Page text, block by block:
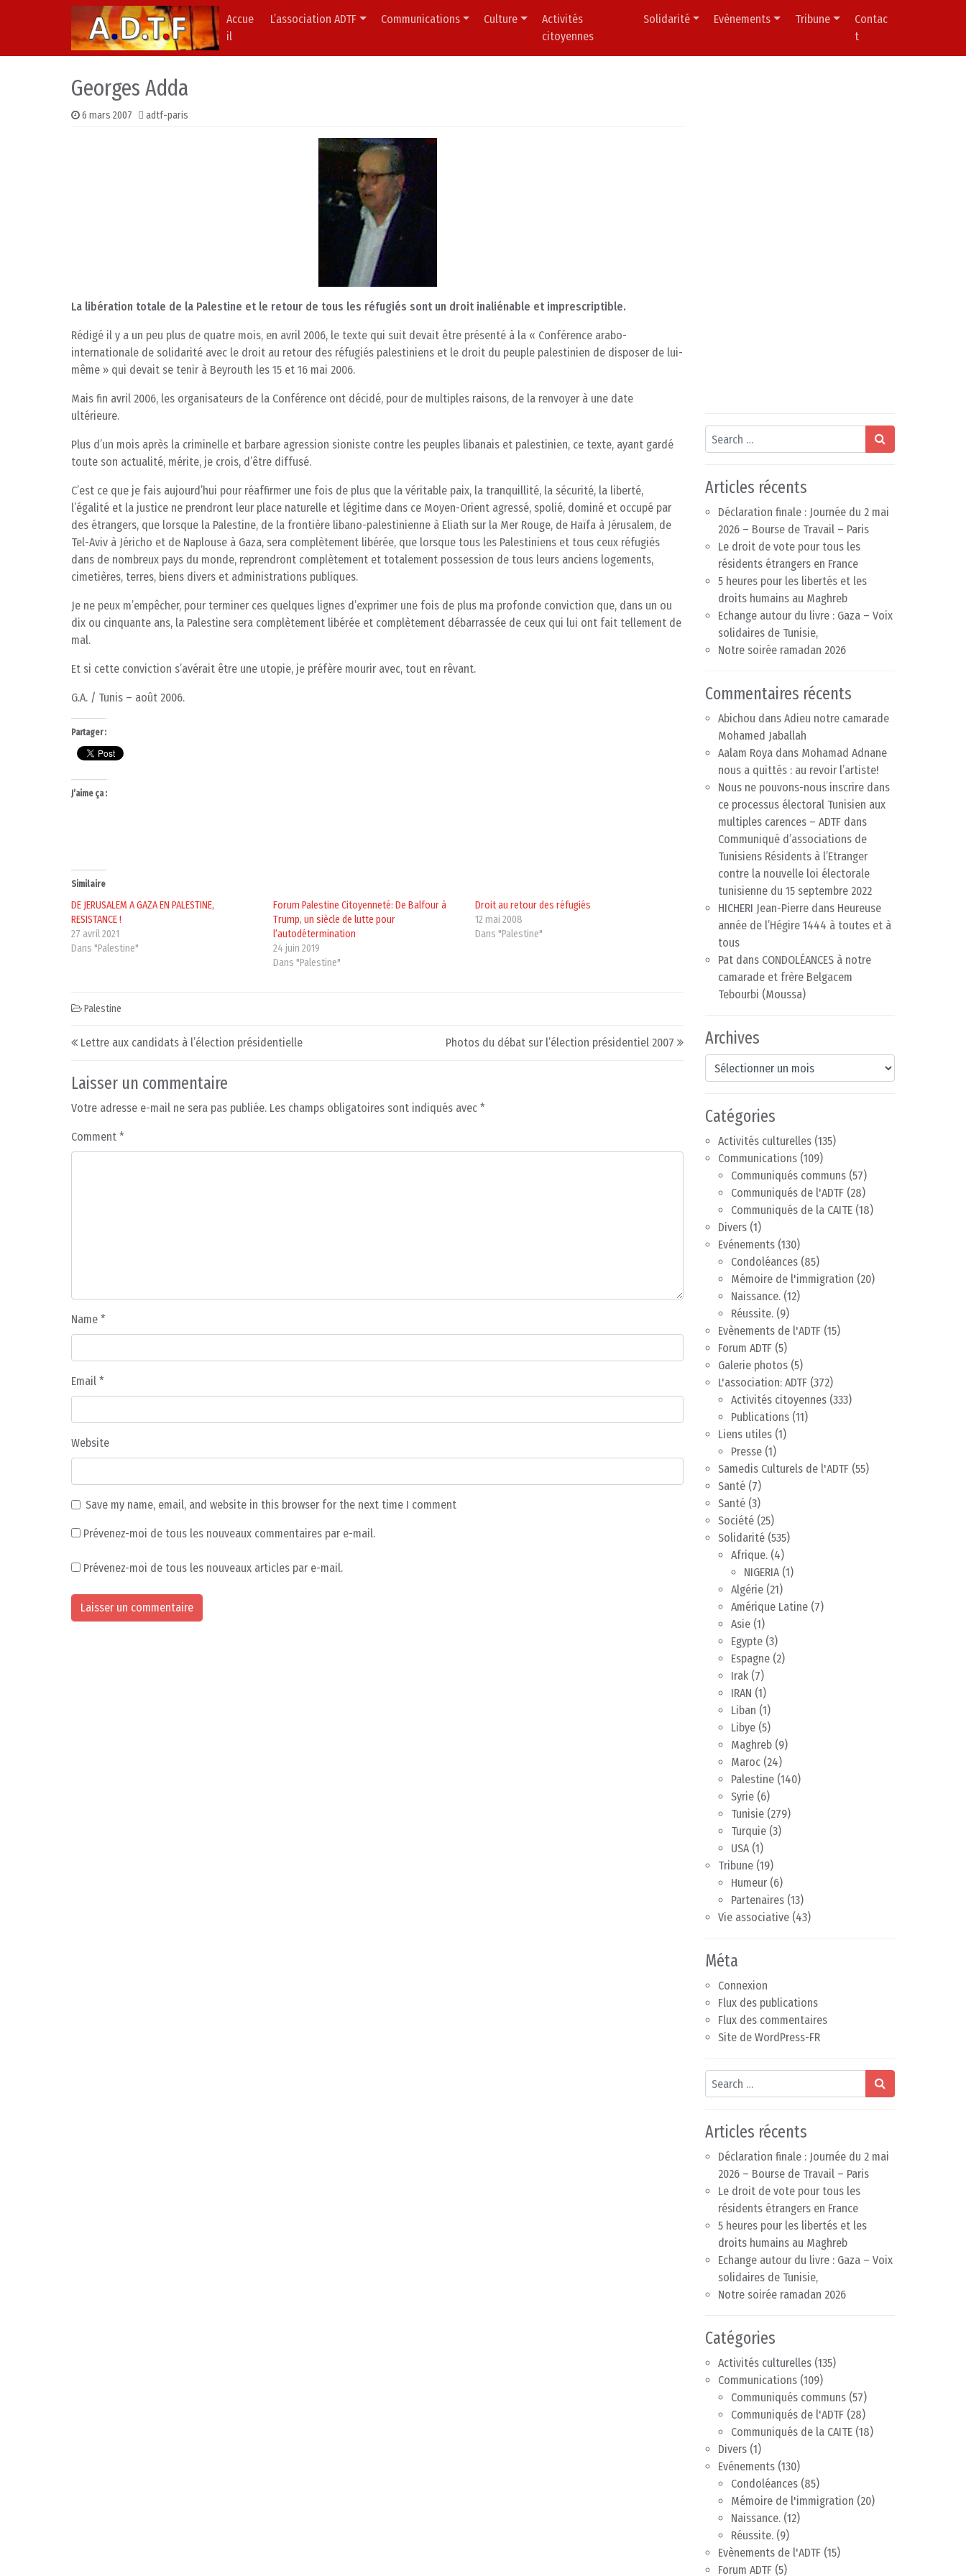
Skip to content
Main Navigation
Accue
il
L’association ADTF Communications Culture
Activités
citoyennes
Solidarité Evènements Tribune
Contac
t
Georges Adda
6 mars 2007 adtf-paris
La libération totale de la Palestine et le retour de tous les réfugiés sont un droit inaliénable et imprescriptible.
Rédigé il y a un peu plus de quatre mois, en avril 2006, le texte qui suit devait être présenté à la « Conférence arabo-
internationale de solidarité avec le droit au retour des réfugiés palestiniens et le droit du peuple palestinien de disposer de lui-
même » qui devait se tenir à Beyrouth les 15 et 16 mai 2006.
Mais fin avril 2006, les organisateurs de la Conférence ont décidé, pour de multiples raisons, de la renvoyer à une date
ultérieure.
Plus d’un mois après la criminelle et barbare agression sioniste contre les peuples libanais et palestinien, ce texte, ayant gardé
toute son actualité, mérite, je crois, d’être diffusé.
C’est ce que je fais aujourd’hui pour réaffirmer une fois de plus que la véritable paix, la tranquillité, la sécurité, la liberté,
l’égalité et la justice ne prendront leur place naturelle et légitime dans ce Moyen-Orient agressé, spolié, dominé et occupé par
des étrangers, que lorsque la Palestine, de la frontière libano-palestinienne à Eliath sur la Mer Rouge, de Haïfa à Jérusalem, de
Tel-Aviv à Jéricho et de Naplouse à Gaza, sera complètement libérée, que lorsque tous les Palestiniens et tous ceux réfugiés
dans de nombreux pays du monde, reprendront complètement et totalement possession de tous leurs anciens logements,
cimetières, terres, biens divers et administrations publiques.
Je ne peux m’empêcher, pour terminer ces quelques lignes d’exprimer une fois de plus ma profonde conviction que, dans un ou
dix ou cinquante ans, la Palestine sera complètement libérée et complètement débarrassée de ceux qui lui ont fait tellement de
mal.
Et si cette conviction s’avérait être une utopie, je préfère mourir avec, tout en rêvant.
G.A. / Tunis – août 2006.
Partager :
J’aime ça :
Similaire
DE JERUSALEM A GAZA EN PALESTINE,
RESISTANCE !
27 avril 2021
Dans "Palestine"
Forum Palestine Citoyenneté: De Balfour à
Trump, un siècle de lutte pour
l’autodétermination
24 juin 2019
Dans "Palestine"
Droit au retour des réfugiés
12 mai 2008
Dans "Palestine"
Palestine
Post navigation
Lettre aux candidats à l’élection présidentielle Photos du débat sur l’élection présidentiel 2007
Laisser un commentaire
Votre adresse e-mail ne sera pas publiée. Les champs obligatoires sont indiqués avec *
Comment *
Name *
Email *
Website
Save my name, email, and website in this browser for the next time I comment
Prévenez-moi de tous les nouveaux commentaires par e-mail.
Prévenez-moi de tous les nouveaux articles par e-mail.
Search
Articles récents
Déclaration finale : Journée du 2 mai
2026 – Bourse de Travail – Paris
Le droit de vote pour tous les
résidents étrangers en France
5 heures pour les libertés et les
droits humains au Maghreb
Echange autour du livre : Gaza – Voix
solidaires de Tunisie,
Notre soirée ramadan 2026
Commentaires récents
Abichou dans Adieu notre camarade
Mohamed Jaballah
Aalam Roya dans Mohamad Adnane
nous a quittés : au revoir l’artiste!
Nous ne pouvons-nous inscrire dans
ce processus électoral Tunisien aux
multiples carences – ADTF dans
Communiqué d’associations de
Tunisiens Résidents à l’Etranger
contre la nouvelle loi électorale
tunisienne du 15 septembre 2022
HICHERI Jean-Pierre dans Heureuse
année de l’Hégire 1444 à toutes et à
tous
Pat dans CONDOLÉANCES à notre
camarade et frère Belgacem
Tebourbi (Moussa)
Archives
Archives
Catégories
Activités culturelles (135)
Communications (109)
Communiqués communs (57)
Communiqués de l'ADTF (28)
Communiqués de la CAITE (18)
Divers (1)
Evénements (130)
Condoléances (85)
Mémoire de l'immigration (20)
Naissance. (12)
Réussite. (9)
Evènements de l'ADTF (15)
Forum ADTF (5)
Galerie photos (5)
L'association: ADTF (372)
Activités citoyennes (333)
Publications (11)
Liens utiles (1)
Presse (1)
Samedis Culturels de l'ADTF (55)
Santé (7)
Santé (3)
Société (25)
Solidarité (535)
Afrique. (4)
NIGERIA(1)
Algérie (21)
Amérique Latine (7)
Asie (1)
Egypte (3)
Espagne (2)
Irak (7)
IRAN (1)
Liban (1)
Libye (5)
Maghreb (9)
Maroc (24)
Palestine (140)
Syrie (6)
Tunisie (279)
Turquie (3)
USA(1)
Tribune (19)
Humeur (6)
Partenaires (13)
Vie associative (43)
Méta
Connexion
Flux des publications
Flux des commentaires
Site de WordPress-FR
Search
Articles récents
Déclaration finale : Journée du 2 mai
2026 – Bourse de Travail – Paris
Le droit de vote pour tous les
résidents étrangers en France
5 heures pour les libertés et les
droits humains au Maghreb
Echange autour du livre : Gaza – Voix
solidaires de Tunisie,
Notre soirée ramadan 2026
Catégories
Activités culturelles (135)
Communications (109)
Communiqués communs (57)
Communiqués de l'ADTF (28)
Communiqués de la CAITE (18)
Divers (1)
Evénements (130)
Condoléances (85)
Mémoire de l'immigration (20)
Naissance. (12)
Réussite. (9)
Evènements de l'ADTF (15)
Forum ADTF (5)